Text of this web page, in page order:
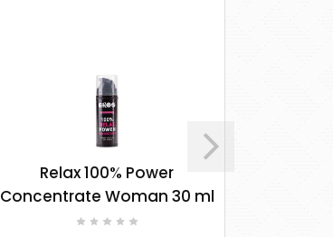
Relax 100% Power
Concentrate Woman 30 ml